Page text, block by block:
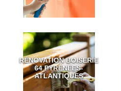
RÉNOVATION BOISERIE
64 PYRÉNÉES-
ATLANTIQUES